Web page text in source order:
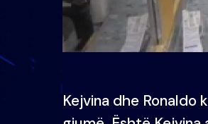
Kejvina dhe Ronaldo